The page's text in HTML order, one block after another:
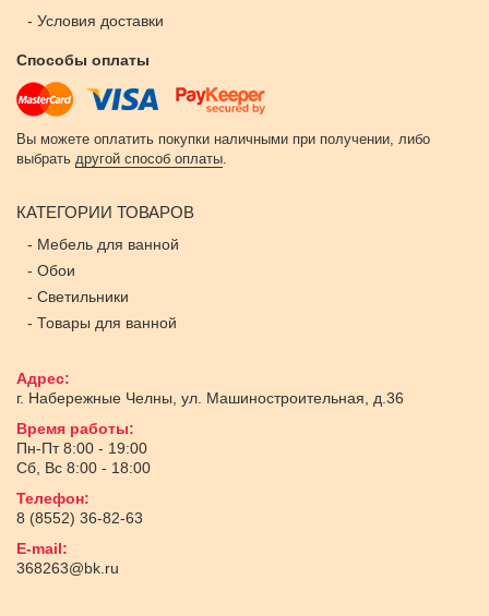
- Условия доставки
Способы оплаты
Вы можете оплатить покупки наличными при получении, либо
выбрать другой способ оплаты.
КАТЕГОРИИ ТОВАРОВ
- Мебель для ванной
- Обои
- Светильники
- Товары для ванной
Адрес:
г. Набережные Челны ул. Машиностроительная, д.36
Время работы:
Пн-Пт 8:00 - 19:00
Сб, Вс 8:00 - 18:00
Телефон:
8 (8552) 36-82-63
E-mail:
368263@bk.ru